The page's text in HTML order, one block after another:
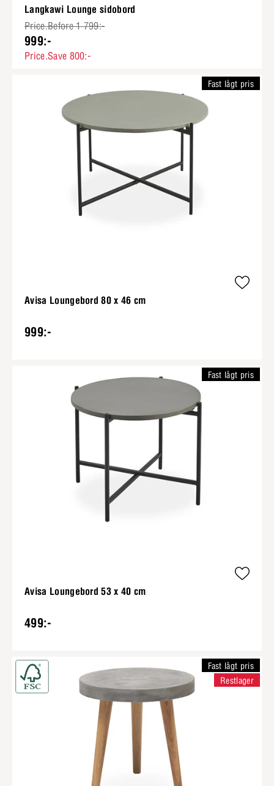
Langkawi Lounge sidobord
Price.Before 1 799:-
999:-
Price.Save 800:-
Avisa Loungebord 80 x 46 cm
999:-
Fast lågt pris
Avisa Loungebord 53 x 40 cm
499:-
Fast lågt pris
Fast lågt pris
Restlager